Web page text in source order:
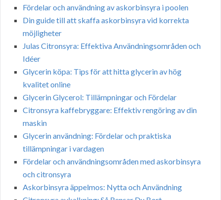
Fördelar och användning av askorbinsyra i poolen
Din guide till att skaffa askorbinsyra vid korrekta
möjligheter
Julas Citronsyra: Effektiva Användningsområden och
Idéer
Glycerin köpa: Tips för att hitta glycerin av hög
kvalitet online
Glycerin Glycerol: Tillämpningar och Fördelar
Citronsyra kaffebryggare: Effektiv rengöring av din
maskin
Glycerin användning: Fördelar och praktiska
tillämpningar i vardagen
Fördelar och användningsområden med askorbinsyra
och citronsyra
Askorbinsyra äppelmos: Nytta och Användning